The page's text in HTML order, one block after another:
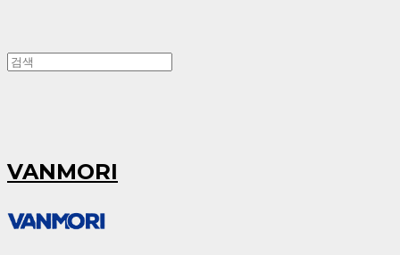
VANMORI